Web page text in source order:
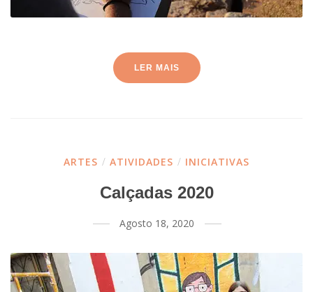
LER MAIS
ARTES / ATIVIDADES / INICIATIVAS
Calçadas 2020
Agosto 18, 2020